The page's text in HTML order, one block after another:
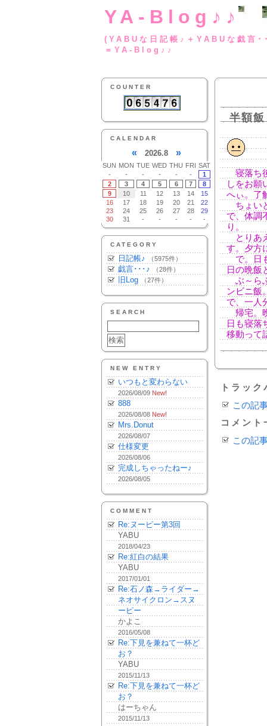
YA-Blog♪♪
(YABUな日記帳♪
＝YA-Blog♪♪
COUNTER
CALENDAR
« 2026.8 »
SUN MON TUE WED THU FRI SAT
-
- - - - -
1
2
3 4 5 6 7
8
9
10 11 12 13 14
15
16
17 18 19 20 21
22
23
24 25 26 27 28
29
30
31 - - - - -
CATEGORY
日記帳♪ （5975件）
戯言･･･♪ （28件）
旧Log （27件）
SEARCH
NEW ENTRY
いつもと変わらない
2026/08/09 New!
888
2026/08/08 New!
Mrs.Donut
2026/08/07
仕様変更
2026/08/06
完成しちゃったねー♪
2026/08/05
COMMENT
Re:ヌーピー第3回
YABU
2018/04/23
Re:紅白の結果
YABU
2017/01/01
Re:石ノ森→ライダー→
ネオサイクロン→スヌ
ーピー
かよこ
2016/05/08
Re:下見を兼ねて一杯ど
お？
YABU
2015/11/13
Re:下見を兼ねて一杯ど
お？
はーちゃん
2015/11/13
半額飯
寝落ち
しをお願
へぃ。了
ちょい
で、体調
り。
とりあ
す。夕方
で。日
日の晩飯
ぶ～ら
ンビニ飯
で、一人
帰宅。
日も寝落
移動って
トラッ
この記
コメント
この記